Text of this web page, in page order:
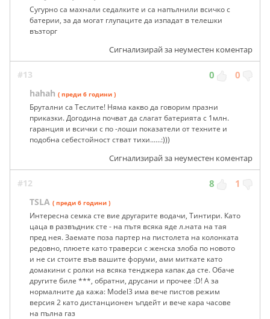
Сугурно са махнали седалките и са напълнили всичко с
батерии, за да могат глупаците да изпадат в телешки
възторг
Сигнализирай за неуместен коментар
#13 0 0
hahah ( преди 6 години )
Брутални са Теслите! Няма какво да говорим празни
приказки. Догодина почват да слагат батерията с 1млн.
гаранция и всички с по -лоши показатели от техните и
подобна себестойност стват тихи......:)))
Сигнализирай за неуместен коментар
#12 8 1
TSLA ( преди 6 години )
Интересна семка сте вие другарите водачи, Тинтири. Като
цаца в развъдник сте - на пътя всяка яде л.нaтa на тая
пред нея. Заемате поза партер на пистолета на колонката
редовно, плюете като травepcи с женска злоба по новото
и не си стоите във вашите форуми, ами миткате като
домакини с ролки на всяка тенджера капак да сте. Обаче
другите биле ***, обратни, друсани и прочее :D! А за
нормалните да кажа: Model3 има вече пистов режим
версия 2 като дистанционен ъпдейт и вече кара часове
на пълна газ